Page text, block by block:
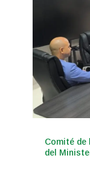
Comité de
del